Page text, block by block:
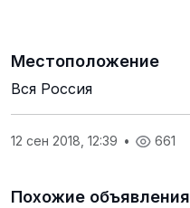
Местоположение
Вся Россия
12 сен 2018, 12:39 • 661
Похожие объявления